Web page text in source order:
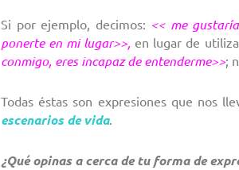
Si por ejemplo, decimos: << me
ponerte en mi lugar>>, en lugar de
conmigo, eres incapaz de entenderme>>;
Todas éstas son expresiones que nos
escenarios de vida.
¿Qué opinas a cerca de tu forma de